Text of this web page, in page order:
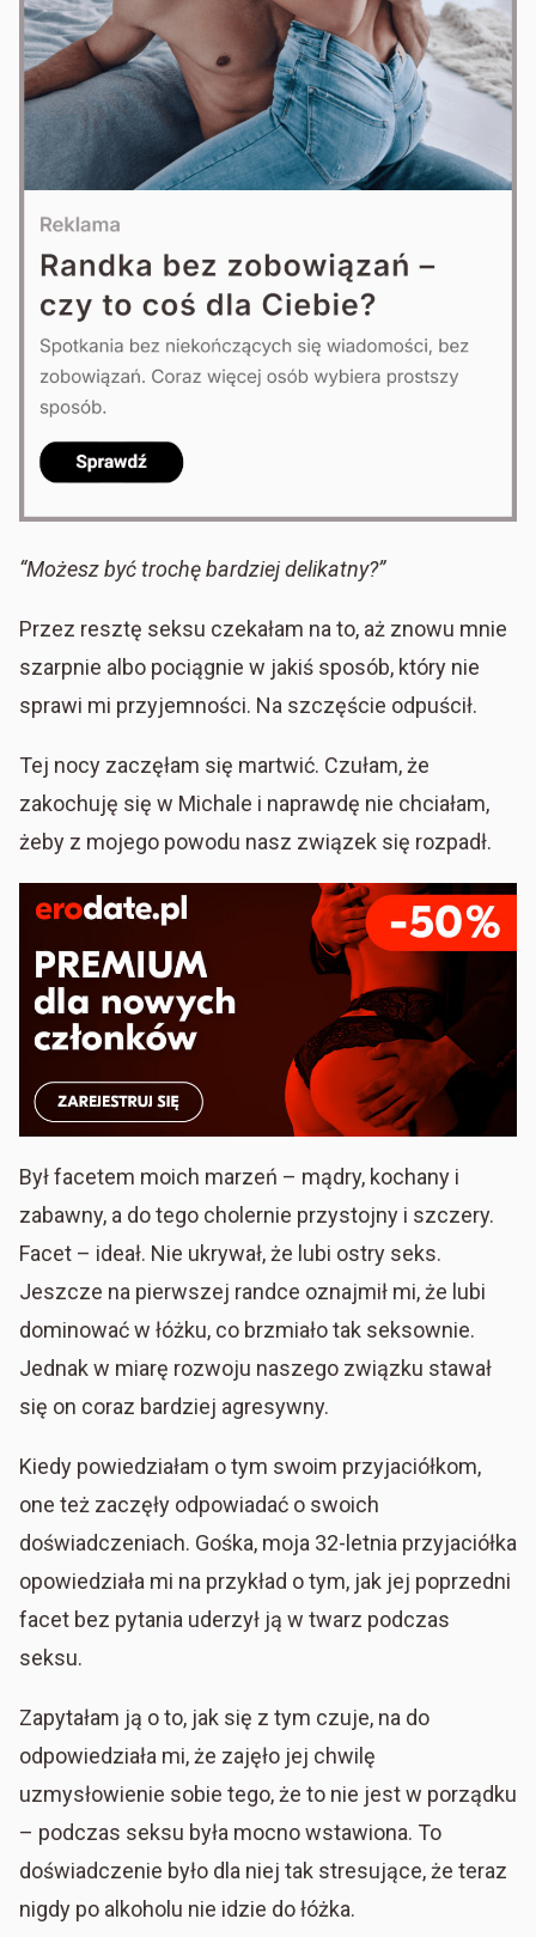
“Możesz być trochę bardziej delikatny?”
Przez resztę seksu czekałam na to, aż znowu mnie
szarpnie albo pociągnie w jakiś sposób, który nie
sprawi mi przyjemności. Na szczęście odpuścił.
Tej nocy zaczęłam się martwić. Czułam, że
zakochuję się w Michale i naprawdę nie chciałam,
żeby z mojego powodu nasz związek się rozpadł.
Był facetem moich marzeń – mądry, kochany i
zabawny, a do tego cholernie przystojny i szczery.
Facet – ideał. Nie ukrywał, że lubi ostry seks.
Jeszcze na pierwszej randce oznajmił mi, że lubi
dominować w łóżku, co brzmiało tak seksownie.
Jednak w miarę rozwoju naszego związku stawał
się on coraz bardziej agresywny.
Kiedy powiedziałam o tym swoim przyjaciółkom,
one też zaczęły odpowiadać o swoich
doświadczeniach. Gośka, moja 32-letnia przyjaciółka
opowiedziała mi na przykład o tym, jak jej poprzedni
facet bez pytania uderzył ją w twarz podczas
seksu.
Zapytałam ją o to, jak się z tym czuje, na do
odpowiedziała mi, że zajęło jej chwilę
uzmysłowienie sobie tego, że to nie jest w porządku
– podczas seksu była mocno wstawiona. To
doświadczenie było dla niej tak stresujące, że teraz
nigdy po alkoholu nie idzie do łóżka.